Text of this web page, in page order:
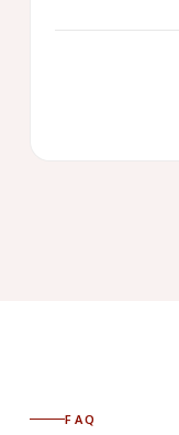
FAQ